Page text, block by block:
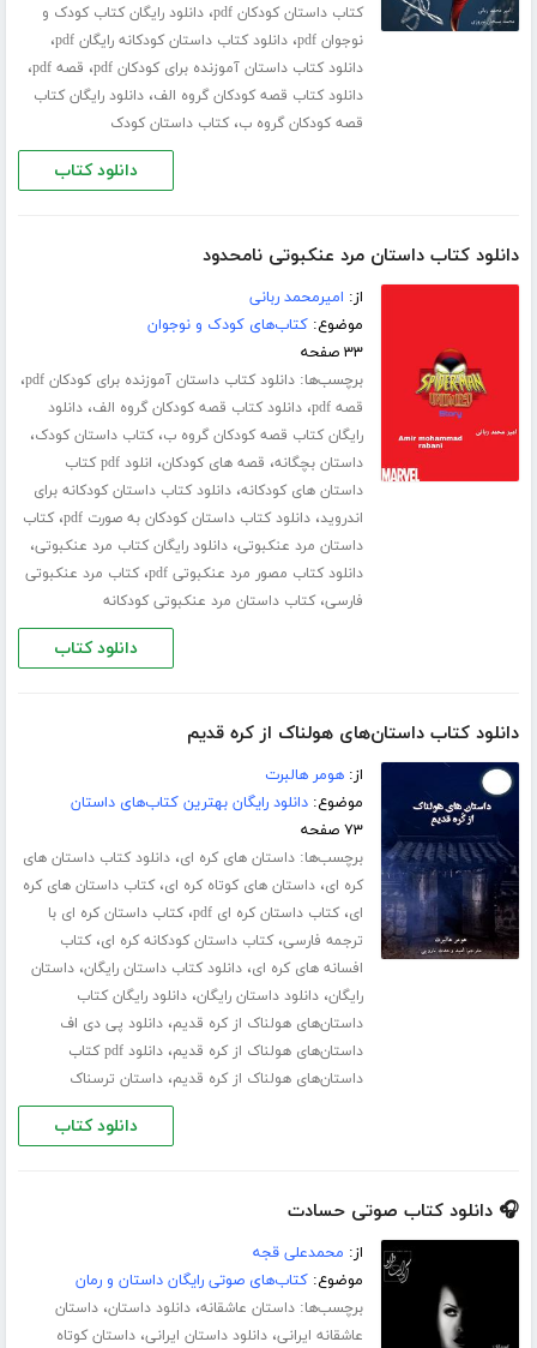
کتاب داستان کودکان pdf ،دانلود رایگان کتاب کودک و
نوجوان pdf
،دانلود کتاب داستان کودکانه رایگان pdf ،
دانلود کتاب داستان آموزنده برای کودکان pdf ، قصه pdf ،
دانلود کتاب قصه کودکان گروه الف،دانلود رایگان کتاب
قصه کودکان گروه ب،کتاب داستان کودک
دانلود کتاب
دانلود کتاب داستان مرد عنکبوتی نامحدود
از: امیرمحمد ربانی
موضوع:کتاب‌های کودک و نوجوان
۳۳ صفحه
برچسب‌ها:دانلود کتاب داستان آموزنده برای کودکان pdf ،
قصه pdf ،دانلود کتاب قصه کودکان گروه الف،دانلود
رایگان کتاب قصه کودکان گروه ب،کتاب داستان کودک،
داستان بچگانه، قصه های کودکان،
انلود pdf کتاب
داستان های کودکانه،دانلود کتاب داستان کودکانه برای
اندروید،دانلود کتاب داستان کودکان به صورت pdf ،کتاب
داستان مرد عنکبوتی،دانلود رایگان کتاب مرد عنکبوتی،
دانلود کتاب مصور مرد عنکبوتی pdf ،کتاب مرد عنکبوتی
فارسی،کتاب داستان مرد عنکبوتی کودکانه
دانلود کتاب
دانلود کتاب داستان‌های هولناک از کره قدیم
از:هومر هالبرت
موضوع:دانلود رایگان بهترین کتاب‌های داستان
۷۳ صفحه
برچسب‌ها:داستان های کره ای،دانلود کتاب داستان های
کره ای،داستان های کوتاه کره ای،کتاب داستان های کره
ای،کتاب داستان کره ای pdf ،کتاب داستان کره ای با
ترجمه فارسی،کتاب داستان کودکانه کره ای،کتاب
افسانه های کره ای،دانلود کتاب داستان رایگان،داستان
رایگان،دانلود داستان رایگان،دانلود رایگان کتاب
داستان‌های هولناک از کره قدیم،دانلود پی دی اف
داستان‌های هولناک از کره قدیم،
دانلود pdf کتاب
داستان‌های هولناک از کره قدیم،داستان ترسناک
دانلود کتاب
🎧 دانلود کتاب صوتی حسادت
از: محمدعلی قجه
موضوع:کتاب‌های صوتی رایگان داستان و رمان
برچسب‌ها:داستان عاشقانه،دانلود داستان،داستان
عاشقانه ایرانی،دانلود داستان ایرانی،داستان کوتاه